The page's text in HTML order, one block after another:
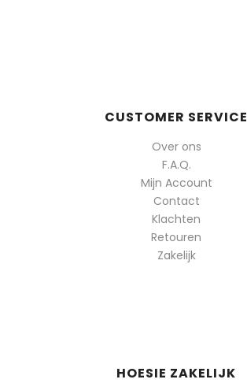
CUSTOMER SERVICE
Over ons
F.A.Q.
Mijn Account
Contact
Klachten
Retouren
Zakelijk
HOESIE ZAKELIJK